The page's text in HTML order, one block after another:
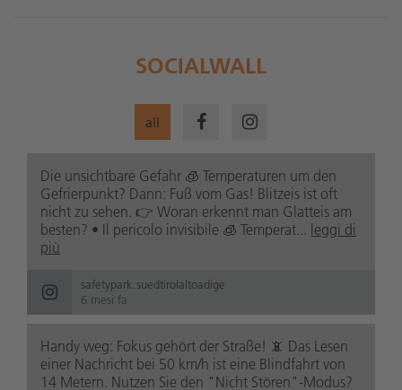
SOCIALWALL
all
Die unsichtbare Gefahr 🧊 Temperaturen um den
Gefrierpunkt? Dann: Fuß vom Gas! Blitzeis ist oft
nicht zu sehen. 👉 Woran erkennt man Glatteis am
besten? • Il pericolo invisibile 🧊 Temperat... leggi di
più
safetypark.suedtirolaltoadige
6 mesi fa
Handy weg: Fokus gehört der Straße! 📵 Das Lesen
einer Nachricht bei 50 km/h ist eine Blindfahrt von
14 Metern. Nutzen Sie den "Nicht Stören"-Modus?